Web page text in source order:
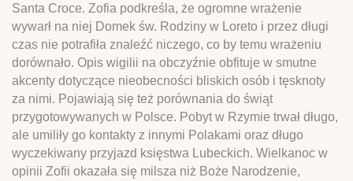
Santa Croce. Zofia podkreśla, że ogromne wrażenie
wywarł na niej Domek św. Rodziny w Loreto i przez długi
czas nie potrafiła znaleźć niczego, co by temu wrażeniu
dorównało. Opis wigilii na obczyźnie obfituje w smutne
akcenty dotyczące nieobecności bliskich osób i tęsknoty
za nimi. Pojawiają się też porównania do świąt
przygotowywanych w Polsce. Pobyt w Rzymie trwał długo,
ale umiliły go kontakty z innymi Polakami oraz długo
wyczekiwany przyjazd księstwa Lubeckich. Wielkanoc w
opinii Zofii okazała się milsza niż Boże Narodzenie,